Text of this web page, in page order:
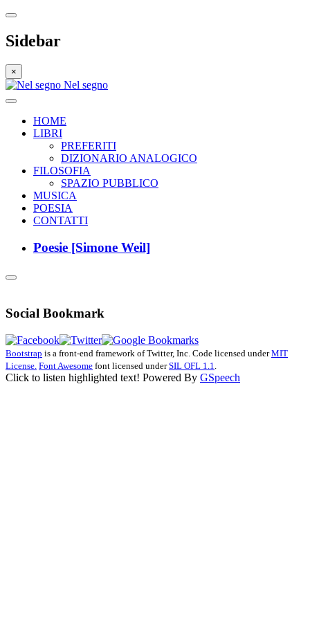
Sidebar
×
Nel segno
HOME
LIBRI
PREFERITI
DIZIONARIO ANALOGICO
FILOSOFIA
SPAZIO PUBBLICO
MUSICA
POESIA
CONTATTI
Poesie [Simone Weil]
Social Bookmark
Bootstrap is a front-end framework of Twitter, Inc. Code licensed underMIT
License. Font Awesome font licensed underSIL OFL 1.1
Click to listen highlighted text! Powered By GSpeech